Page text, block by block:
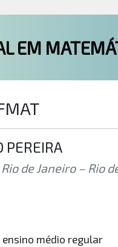
EM
PEREIRA
de Janeiro – Rio
médio regular